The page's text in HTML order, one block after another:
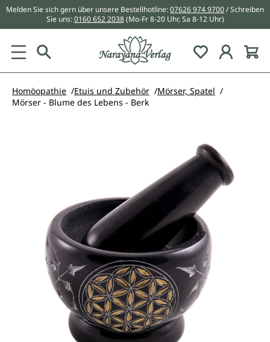
springen
Melden Sie sich gern über unsere Bestellhotline:07626 974 9700/ Schreiben
Sie uns:0160 652 2038 (Mo-Fr 8-20 Uhr, Sa 8-12 Uhr)
Du hast 0
Homöopathie Etuis und Zubehör
Mörser, Spatel
Mörser - Blume des Lebens - Berk